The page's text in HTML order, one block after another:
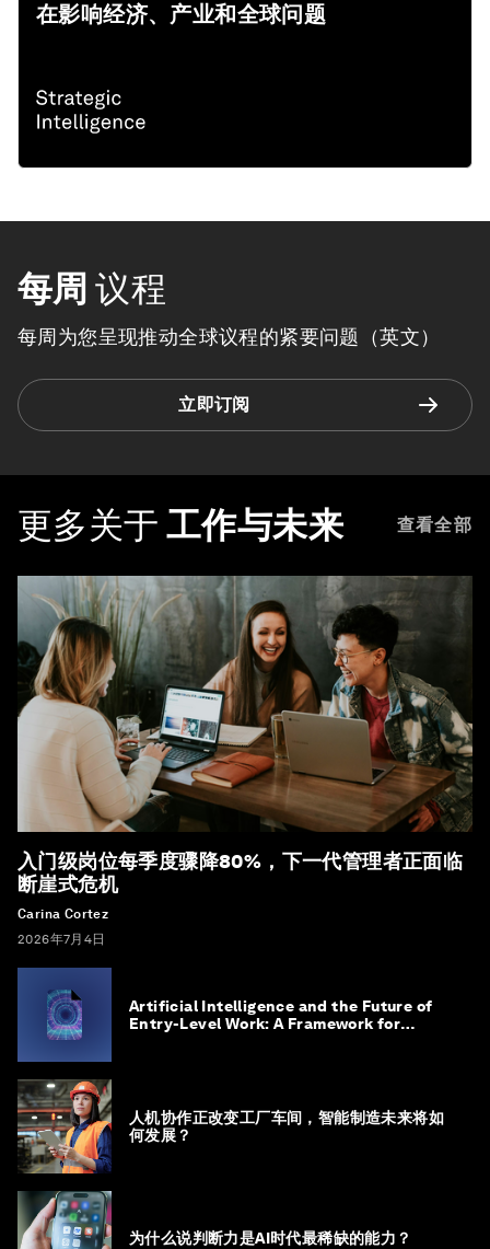
在影响经济、产业和全球问题
每周 议程
每周为您呈现推动全球议程的紧要问题（英文）
立即订阅
更多关于 工作与未来 查看全部
入门级岗位每季度骤降80%，下一代管理者正面临
断崖式危机
Carina Cortez
2026年7月4日
Artificial Intelligence and the Future of
Entry-Level Work: A Framework for
人机协作正改变工厂车间，智能制造未来将如
何发展？
为什么说判断力是AI时代最稀缺的能力？